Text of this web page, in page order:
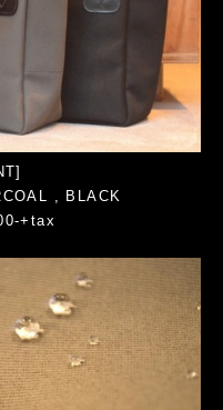
, BLACK
+tax